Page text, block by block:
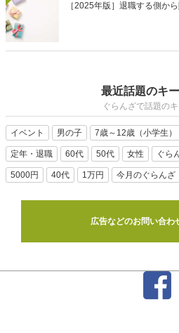
［2025年版］退職する側か
最近話題のキ
ぐらんざで話題の
イベント 男の子 7歳～12歳（小学生）
定年・退職 60代 50代 女性 ぐら
5000円 40代 1万円 今月のぐらんざ
広告などのお問い合わ